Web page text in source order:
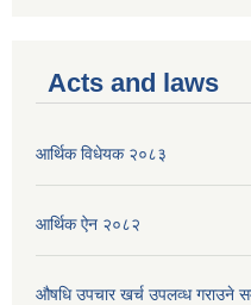
Acts and laws
आर्थिक विधेयक २०८३
आर्थिक ऐन २०८२
औषधि उपचार खर्च उपलव्ध गराउने